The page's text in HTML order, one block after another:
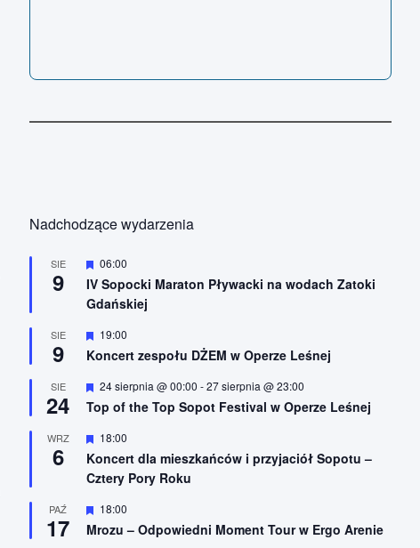
Nadchodzące wydarzenia
SIE
9
W
y
r
ó
n
o
e
06:00
IV Sopocki Maraton Pływacki na wodach Zatoki
Gdańskiej
SIE
9
W
r
ż
n
i
o
e
19:00
Koncert zespołu DŻEM w Operze Leśnej
SIE
24
W
r
ż
n
o
e
24 sierpnia @ 00:00 -27 sierpnia @ 23:00
Top of the Top Sopot Festival w Operze Leśnej
WRZ
6
W
r
ó
n
o
18:00
Koncert dla mieszkańców i przyjaciół Sopotu –
Cztery Pory Roku
PAŹ
17
W
r
18:00
Mrozu – Odpowiedni Moment Tour w Ergo Arenie